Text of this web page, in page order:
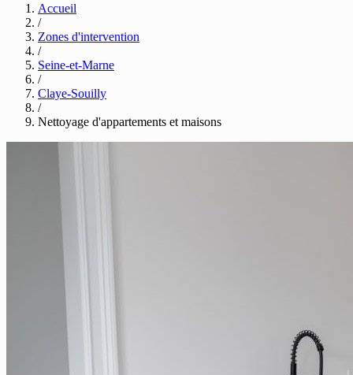
Accueil
/
Zones d'intervention
/
Seine-et-Marne
/
Claye-Souilly
/
Nettoyage d'appartements et maisons